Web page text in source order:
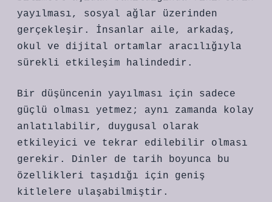
yayılması, sosyal ağlar üzerinden
gerçekleşir. İnsanlar aile, arkadaş,
okul ve dijital ortamlar aracılığıyla
sürekli etkileşim halindedir.
Bir düşüncenin yayılması için sadece
güçlü olması yetmez; aynı zamanda kolay
anlatılabilir, duygusal olarak
etkileyici ve tekrar edilebilir olması
gerekir. Dinler de tarih boyunca bu
özellikleri taşıdığı için geniş
kitlelere ulaşabilmiştir.